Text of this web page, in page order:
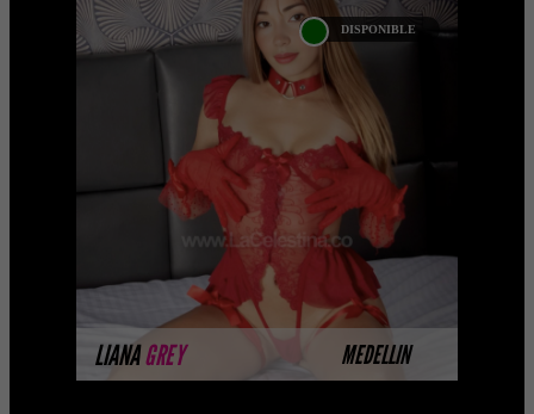
LIANAGREY MEDELLIN
DISPONIBLE
LIANA GREY
Soy Liana Grey , una mujer enigmática,
seductora y de una belleza que cautiva
desde el primer cruce de miradas. Me
distingo por mi ...
MÁS INFORMACIÓN